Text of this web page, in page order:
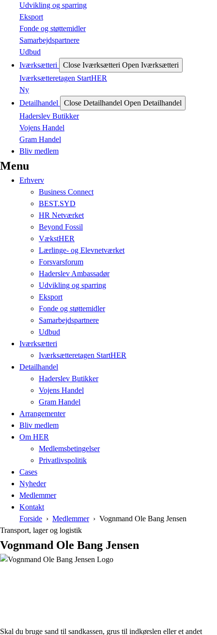
Udvikling og sparring
Eksport
Fonde og støttemidler
Samarbejdspartnere
Udbud
Iværksætteri
Close Iværksætteri Open Iværksætteri
Iværksætteretagen StartHER
Ny
Detailhandel
Close Detailhandel Open Detailhandel
Haderslev Butikker
Vojens Handel
Gram Handel
Bliv medlem
Menu
Erhverv
Business Connect
BEST.SYD
HR Netværket
Beyond Fossil
VækstHER
Lærlinge- og Elevnetværket
Forsvarsforum
Haderslev Ambassadør
Udvikling og sparring
Eksport
Fonde og støttemidler
Samarbejdspartnere
Udbud
Iværksætteri
Iværksætteretagen StartHER
Detailhandel
Haderslev Butikker
Vojens Handel
Gram Handel
Arrangementer
Bliv medlem
Om HER
Medlemsbetingelser
Privatlivspolitik
Cases
Nyheder
Medlemmer
Kontakt
Forside
Medlemmer
Vognmand Ole Bang Jensen
Transport, lager og logistik
Vognmand Ole Bang Jensen
Skal du bruge sand til sandkassen, grus til indkørslen eller et andet